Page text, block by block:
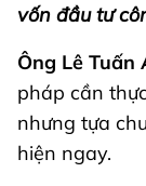
vốn đầu tư
Ông Lê Tuấn
pháp cần
nhưng tựa
hiện ngay.